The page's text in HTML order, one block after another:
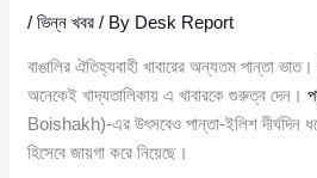
/ভিন্ন খবর / By Desk Report
বাঙালির ঐতিহ্যবাহী খাবারের অন্যতম পান্তা
অনেকেই খাদ্যতালিকায় এ খাবারকে গুরুত্ব দেন।
Boishakh)-এর উৎসবেও পান্তা-ইলিশ দীর্ঘদিন
হিসেবে জায়গা করে নিয়েছে।